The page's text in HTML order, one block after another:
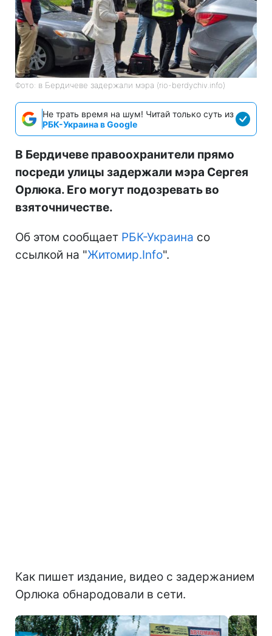
Фото: в Бердичеве задержали мэра (rio-berdychiv.info)
Не трать время на шум! Читай только суть из
РБК-Украина в Google
В Бердичеве правоохранители прямо
посреди улицы задержали мэра Сергея
Орлюка. Его могут подозревать во
взяточничестве.
Об этом сообщает РБК-Украина со
ссылкой на "Житомир.Info".
Как пишет издание, видео с задержанием
Орлюка обнародовали в сети.